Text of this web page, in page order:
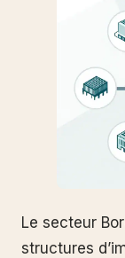
Le secteur
structures